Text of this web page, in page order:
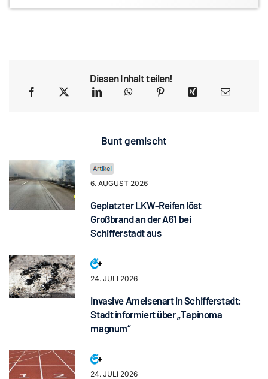
Diesen Inhalt teilen!
Bunt gemischt
6. AUGUST 2026
Geplatzter LKW-Reifen löst
Großbrand an der A61 bei
Schifferstadt aus
24. JULI 2026
Invasive Ameisenart in Schifferstadt:
Stadt informiert über „Tapinoma
magnum“
24. JULI 2026